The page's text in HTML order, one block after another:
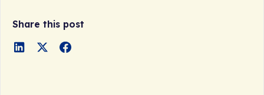
Share this post